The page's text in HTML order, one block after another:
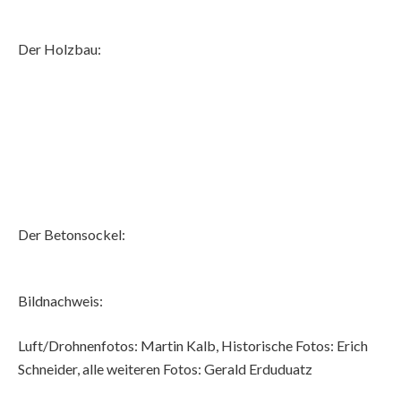
Der Holzbau:
Der Betonsockel:
Bildnachweis:
Luft/Drohnenfotos: Martin Kalb, Historische Fotos: Erich
Schneider, alle weiteren Fotos: Gerald Erduduatz